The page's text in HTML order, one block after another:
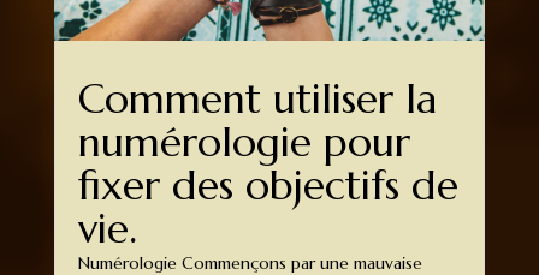
Comment utiliser la
numérologie pour
fixer des objectifs de
vie.
Numérologie Commençons par une mauvaise